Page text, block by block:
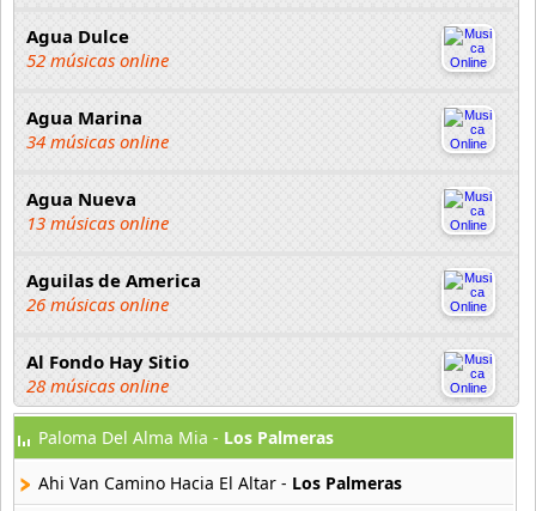
Agua Dulce
52 músicas online
Agua Marina
34 músicas online
Agua Nueva
13 músicas online
Aguilas de America
26 músicas online
Al Fondo Hay Sitio
28 músicas online
Alasca
24 músicas online
Paloma Del Alma Mia - Los Palmeras
Ahi Van Camino Hacia El Altar - Los Palmeras